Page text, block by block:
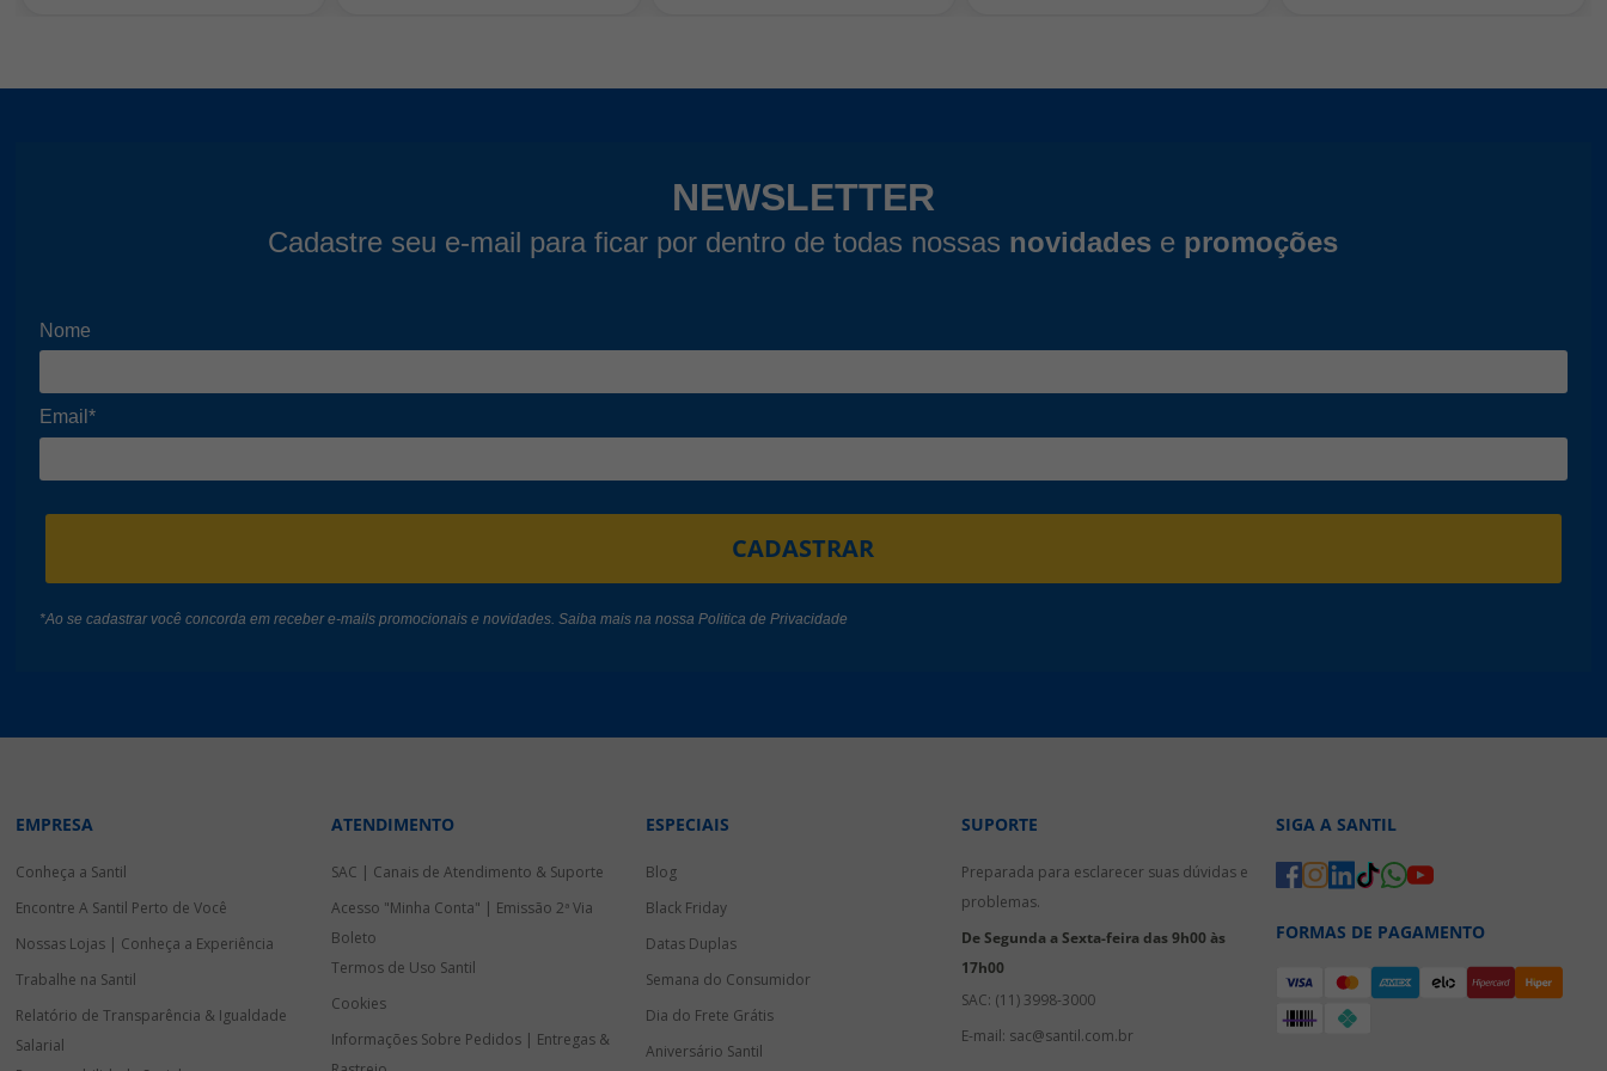
NEWSLETTER
Cadastre seu e-mail para ficar por dentro de todas nossas novidades e promoções
Nome
Email*
CADASTRAR
*Ao se cadastrar você concorda em receber e-mails promocionais e novidades. Saiba mais na nossaPolitica de Privacidade
EMPRESA
Conheça a Santil
Encontre A Santil Perto de Você
Nossas Lojas | Conheça a Experiência
Trabalhe na Santil
Relatório de Transparência & Igualdade
Salarial
ATENDIMENTO
SAC | Canais de Atendimento & Suporte
Acesso "Minha Conta" | Emissão 2ª Via
Boleto
Termos de Uso Santil
Cookies
Informações Sobre Pedidos | Entregas &
ESPECIAIS
Blog
Black Friday
Datas Duplas
Semana do Consumidor
Dia do Frete Grátis
Aniversário Santil
SUPORTE
Preparada para esclarecer suas dúvidas e
problemas.
De Segunda a Sexta-feira das 9h00 às
17h00
SAC: (11) 3998-3000
E-mail: sac@santil.com.br
SIGA A SANTIL
FORMAS DE PAGAMENTO